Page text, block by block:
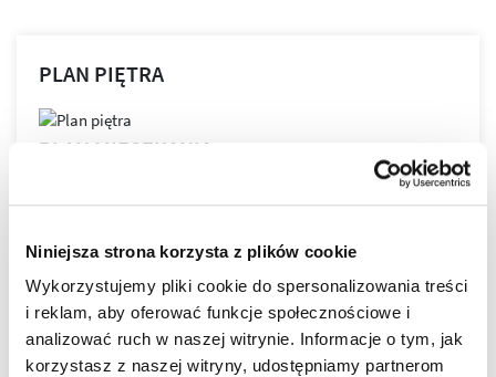
Niniejsza strona korzysta z plików cookie
Wykorzystujemy pliki cookie do spersonalizowania treści
i reklam, aby oferować funkcje społecznościowe i
analizować ruch w naszej witrynie. Informacje o tym, jak
korzystasz z naszej witryny, udostępniamy partnerom
PLAN PIĘTRA
PLAN MIESZKANIA
LOKALIZACJA
Bella Dolina to nasze drugie, realizowane kompleksowo,